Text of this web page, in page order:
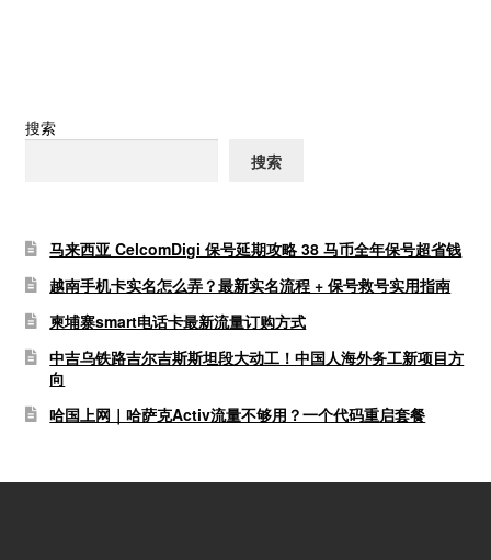
搜索
搜索
马来西亚 CelcomDigi 保号延期攻略 38 马币全年保号超省钱
越南手机卡实名怎么弄？最新实名流程 + 保号救号实用指南
柬埔寨smart电话卡最新流量订购方式
中吉乌铁路吉尔吉斯斯坦段大动工！中国人海外务工新项目方
向
哈国上网｜哈萨克Activ流量不够用？一个代码重启套餐